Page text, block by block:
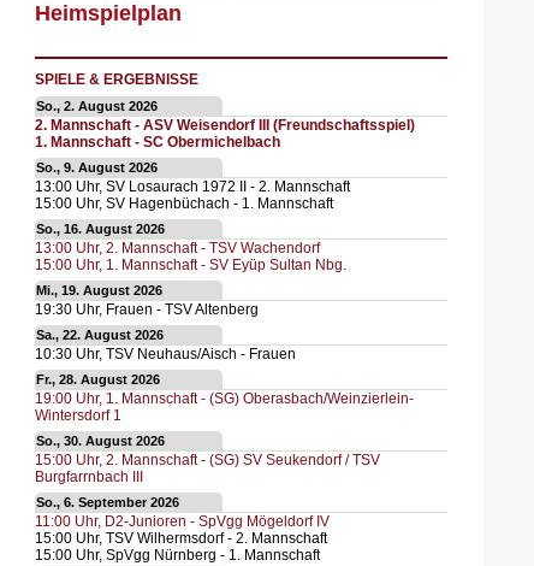
Heimspielplan
SPIELE & ERGEBNISSE
So., 2. August 2026
2. Mannschaft - ASV Weisendorf III (Freundschaftsspiel)
1. Mannschaft - SC Obermichelbach
So., 9. August 2026
13:00Uhr, SV Losaurach 1972 II - 2. Mannschaft
15:00Uhr, SV Hagenbüchach - 1. Mannschaft
So., 16. August 2026
13:00Uhr, 2. Mannschaft - TSV Wachendorf
15:00Uhr, 1. Mannschaft - SV Eyüp Sultan Nbg.
Mi., 19. August 2026
19:30Uhr, Frauen - TSV Altenberg
Sa., 22. August 2026
10:30Uhr, TSV Neuhaus/Aisch - Frauen
Fr., 28. August 2026
19:00Uhr, 1. Mannschaft - (SG) Oberasbach/Weinzierlein-
Wintersdorf 1
So., 30. August 2026
15:00Uhr, 2. Mannschaft - (SG) SV Seukendorf / TSV
Burgfarrnbach III
So., 6. September 2026
11:00Uhr, D2-Junioren - SpVgg Mögeldorf IV
15:00Uhr, TSV Wilhermsdorf - 2. Mannschaft
15:00Uhr, SpVgg Nürnberg - 1. Mannschaft